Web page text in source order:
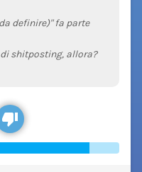
definire)" fa parte
shitposting, allora?